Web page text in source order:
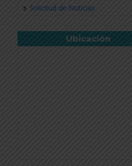
Solicitud de Noticias
Ubicación